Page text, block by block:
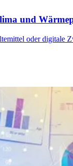
und
oder